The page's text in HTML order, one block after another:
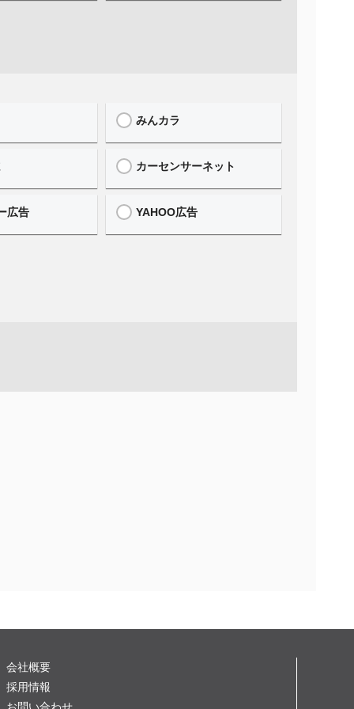
みんカラ
カーセンサーネット
広告 YAHOO広告
会社概要
採用情報